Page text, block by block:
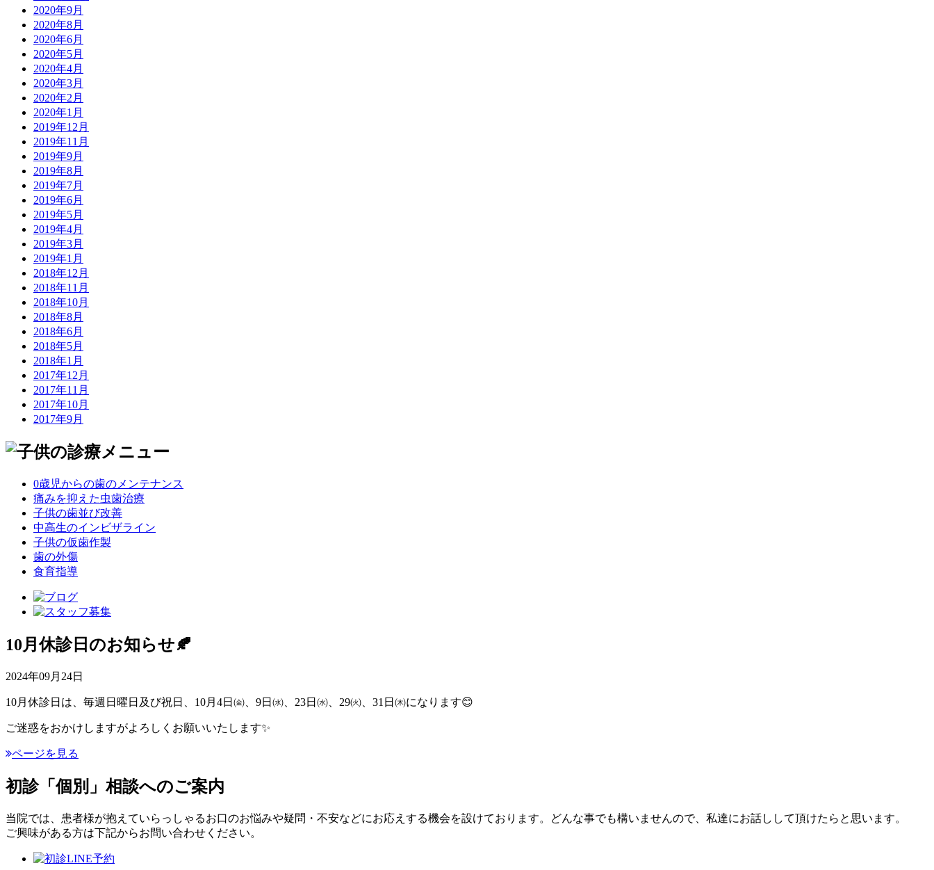
2020年9月
2020年8月
2020年6月
2020年5月
2020年4月
2020年3月
2020年2月
2020年1月
2019年12月
2019年11月
2019年9月
2019年8月
2019年7月
2019年6月
2019年5月
2019年4月
2019年3月
2019年1月
2018年12月
2018年11月
2018年10月
2018年8月
2018年6月
2018年5月
2018年1月
2017年12月
2017年11月
2017年10月
2017年9月
0歳児からの歯のメンテナンス
痛みを抑えた虫歯治療
子供の歯並び改善
中高生のインビザライン
子供の仮歯作製
歯の外傷
食育指導
10月休診日のお知らせ🍂
2024年09月24日
10月休診日は、毎週日曜日及び祝日、10月4日㈮、9日㈬、23日㈬、29㈫、31日㈭になります😊
ご迷惑をおかけしますがよろしくお願いいたします✨
ページを見る
初診「個別」相談へのご案内
当院では、患者様が抱えていらっしゃるお口のお悩みや疑問・不安などにお応えする機会を設けております。どんな事でも構いませんので、私達にお話しして頂けたらと思います。
ご興味がある方は下記からお問い合わせください。